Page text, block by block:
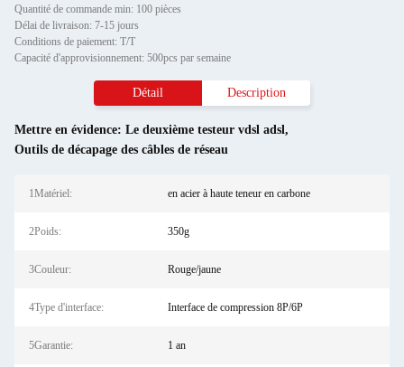
Quantité de commande min: 100 pièces
Délai de livraison: 7-15 jours
Conditions de paiement: T/T
Capacité d'approvisionnement: 500pcs par semaine
Détail Description
Mettre en évidence: Le deuxième testeur vdsl adsl,
Outils de décapage des câbles de réseau
1Matériel: en acier à haute teneur en carbone
2Poids: 350g
3Couleur: Rouge/jaune
4Type d'interface: Interface de compression 8P/6P
5Garantie: 1 an